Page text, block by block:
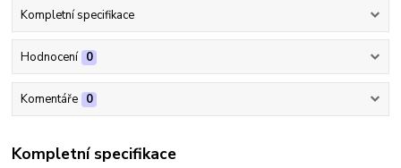
Kompletní specifikace
Hodnocení 0
Komentáře 0
Kompletní specifikace